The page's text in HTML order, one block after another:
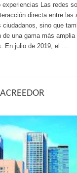
experiencias Las redes
directa entre las
sino que
una gama más
En julio de 2019, el …